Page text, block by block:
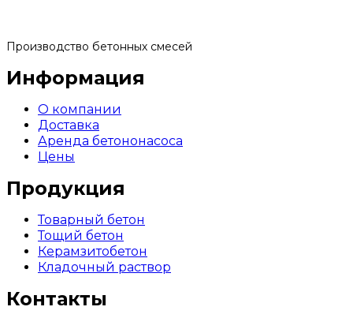
Производство бетонных смесей
Информация
О компании
Доставка
Аренда бетононасоса
Цены
Продукция
Товарный бетон
Тощий бетон
Керамзитобетон
Кладочный раствор
Контакты